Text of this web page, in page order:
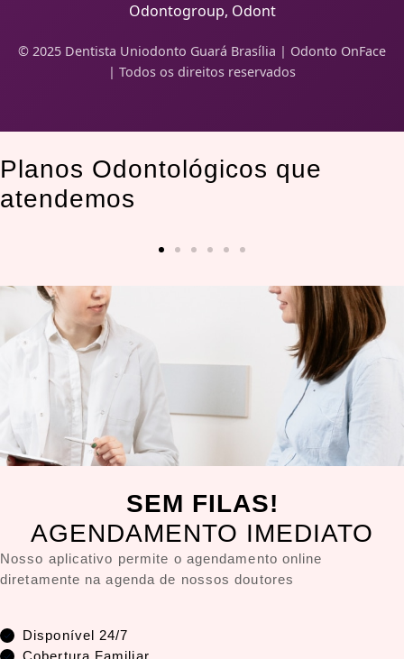
Odontogroup, Odont
© 2025 Dentista Uniodonto Guará Brasília | Odonto OnFace
| Todos os direitos reservados
Planos Odontológicos que
atendemos
SEM FILAS!
AGENDAMENTO IMEDIATO
Nosso aplicativo permite o agendamento online
diretamente na agenda de nossos doutores
Disponível 24/7